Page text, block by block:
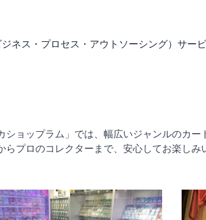
ネス・プロセス・アウトソーシング）サー
ョップラム」では、幅広いジャンルのカ
プロのコレクターまで、安心してお楽し